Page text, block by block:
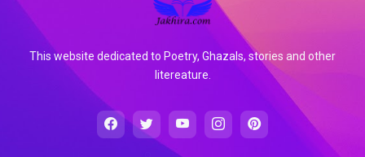
This website dedicated to Poetry, Ghazals, stories and other
litereature.